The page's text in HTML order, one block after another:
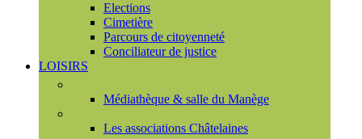
Elections
Cimetière
Parcours de citoyenneté
Conciliateur de justice
LOISIRS
Médiathèque & salle du Manège
Les associations Châtelaines